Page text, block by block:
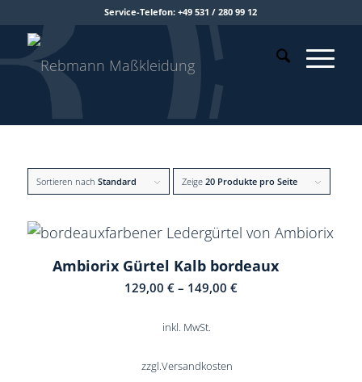
Service-Telefon: +49 531 / 280 99 12
Sortieren nach Standard Zeige 20 Produkte pro Seite
5.00
Ambiorix Gürtel Kalb bordeaux
129,00 €– 149,00 €
inkl. MwSt.
zzgl.Versandkosten